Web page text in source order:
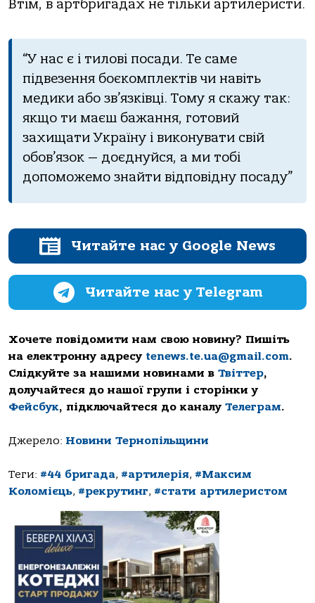
Втім, в артбригадах не тільки артилеристи.
“У нас є і тилові посади. Те саме
підвезення боєкомплектів чи навіть
медики або зв’язківці. Тому я скажу так:
якщо ти маєш бажання, готовий
захищати Україну і виконувати свій
обов’язок — доєднуйся, а ми тобі
допоможемо знайти відповідну посаду”
Читайте нас у Google News
Читайте нас у Telegram
Хочете повідомити нам свою новину? Пишіть
на електронну адресу tenews.te.ua@gmail.com.
Слідкуйте за нашими новинами в Твіттер,
долучайтеся до нашої групи і сторінки у
Фейсбук, підключайтеся до каналу Телеграм.
Джерело: Новини Тернопільщини
Теги: #44 бригада, #артилерія, #Максим
Коломієць, #рекрутинг, #стати артилеристом